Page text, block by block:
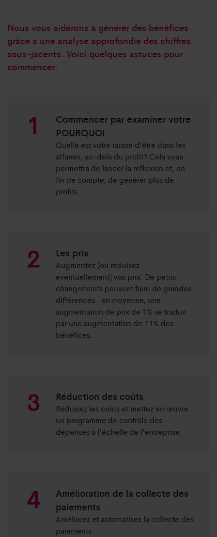
Nous vous aiderons à générer des bénéfices
grâce à une analyse approfondie des chiffres
sous-jacents. Voici quelques astuces pour
commencer:
Commencer par examiner votre
POURQUOI
Quelle est votre raison d’être dans les
affaires, au-delà du profit? Cela vous
permettra de lancer la réflexion et, en
fin de compte, de générer plus de
profits.
Les prix
Augmentez (ou réduisez
éventuellement) vos prix. De petits
changements peuvent faire de grandes
différences : en moyenne, une
augmentation de prix de 1% se traduit
par une augmentation de 11% des
bénéfices.
Réduction des coûts
Réduisez les coûts et mettez en œuvre
un programme de contrôle des
dépenses à l’échelle de l’entreprise.
Amélioration de la collecte des
paiements
Améliorez et automatisez la collecte des
paiements.